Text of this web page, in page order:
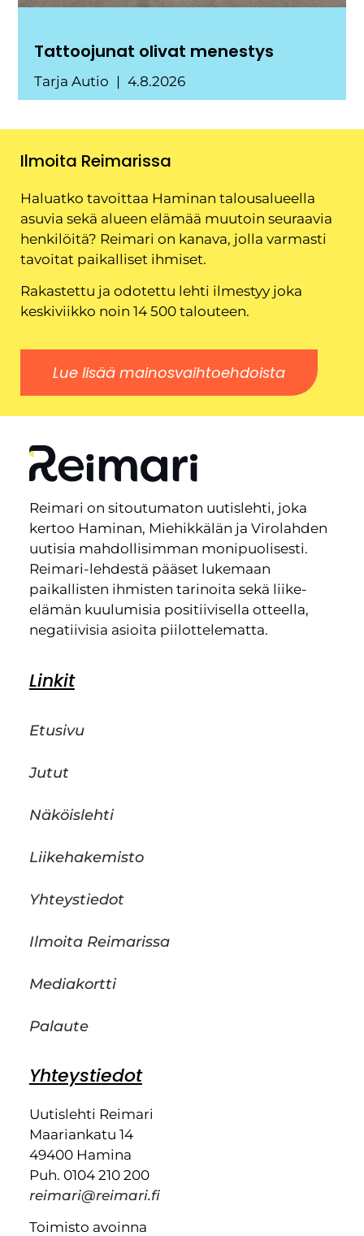
Tattoojunat olivat menestys
Tarja Autio 4.8.2026
Ilmoita Reimarissa
Haluatko tavoittaa Haminan talousalueella
asuvia sekä alueen elämää muutoin seuraavia
henkilöitä? Reimari on kanava, jolla varmasti
tavoitat paikalliset ihmiset.
Rakastettu ja odotettu lehti ilmestyy joka
keskiviikko noin 14 500 talouteen.
Lue lisää mainosvaihtoehdoista
Reimari on sitoutumaton uutislehti, joka
kertoo Haminan, Miehikkälän ja Virolahden
uutisia mahdollisimman monipuolisesti.
Reimari-lehdestä pääset lukemaan
paikallisten ihmisten tarinoita sekä liike-
elämän kuulumisia positiivisella otteella,
negatiivisia asioita piilottelematta.
Linkit
Etusivu
Jutut
Näköislehti
Liikehakemisto
Yhteystiedot
Ilmoita Reimarissa
Mediakortti
Palaute
Yhteystiedot
Uutislehti Reimari
Maariankatu 14
49400 Hamina
Puh. 0104 210 200
reimari@reimari.fi
Toimisto avoinna